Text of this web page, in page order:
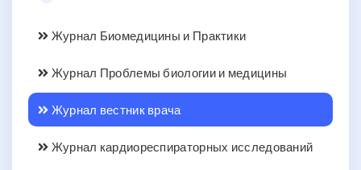
Журнал Биомедицины и Практики
Журнал Проблемы биологии и медицины
Журнал вестник врача
Журнал кардиореспираторных исследований